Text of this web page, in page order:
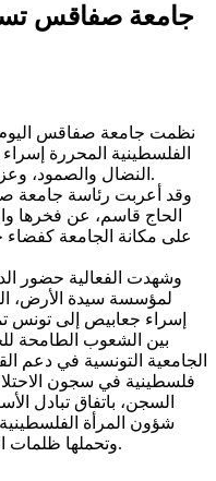
جامعة صفاقس
نظمت جامعة صفاقس اليوم
الفلسطينية المحررة
النضال والصمود، وعزز روح التضامن داخل الوسط الجامعي.
وقد أعربت رئاسة جامعة
الحاج قاسم، عن فخرها
على مكانة الجامعة كفضاء
وشهدت الفعالية حضور
لمؤسسة سيدة الأرض،
إسراء جعابيص إلى تونس
بين الشعوب الطامحة
الجامعية التونسية في دعم
وتحملها ظلمات السجن والمرض وقهر السجان والجراح.